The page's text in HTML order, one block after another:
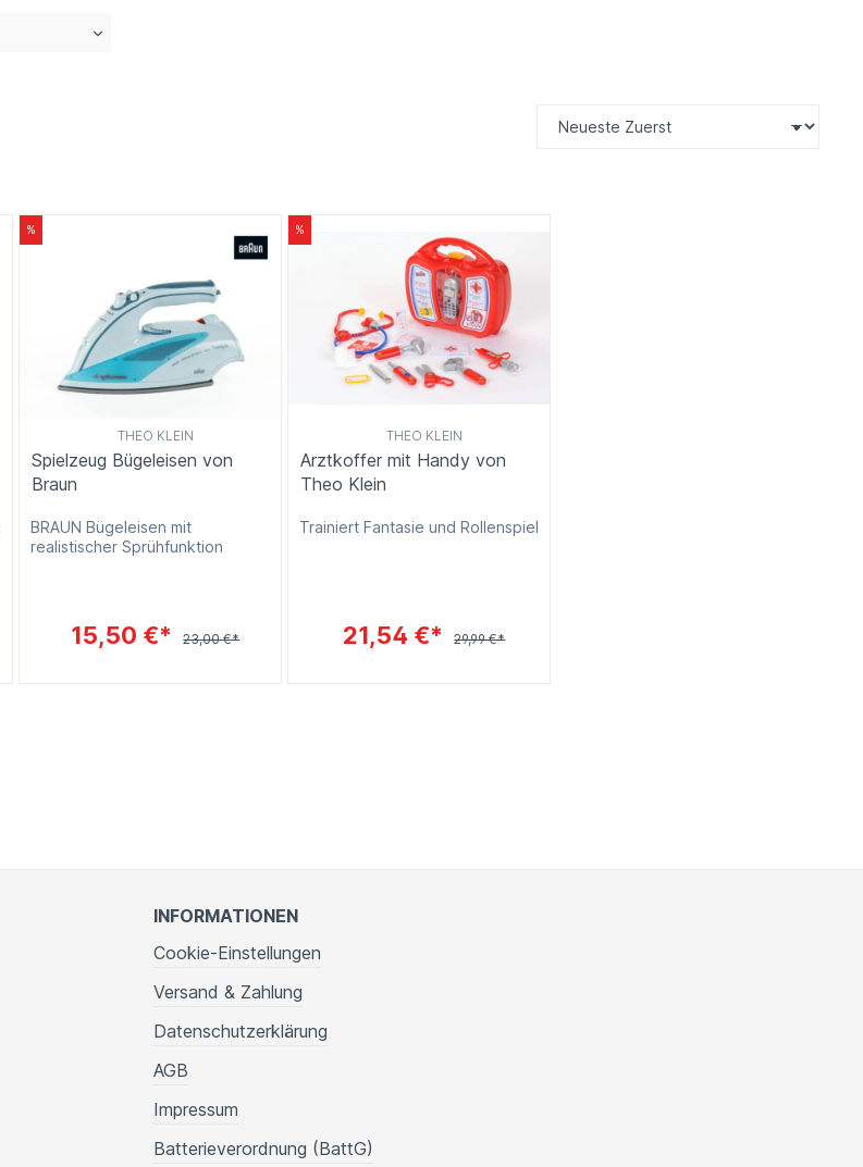
%
THEO KLEIN
Spielzeug Bügeleisen von
Braun
BRAUN Bügeleisen mit
realistischer Sprühfunktion
15,50 €* 23,00 €*
%
THEO KLEIN
Arztkoffer mit Handy von
Theo Klein
Trainiert Fantasie und Rollenspiel
21,54 €* 29,99 €*
INFORMATIONEN
Cookie-Einstellungen
Versand & Zahlung
Datenschutzerklärung
AGB
Impressum
Batterieverordnung (BattG)